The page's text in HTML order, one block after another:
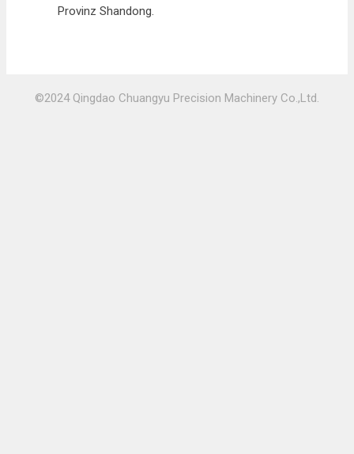
Provinz Shandong.
©2024 Qingdao Chuangyu Precision Machinery Co.,Ltd.